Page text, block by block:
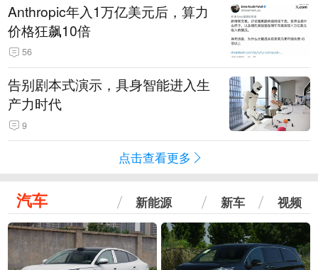
Anthropic年入1万亿美元后，算力
价格狂飙10倍
56
告别剧本式演示，具身智能进入生
产力时代
9
点击查看更多
汽车 新能源 新车 视频